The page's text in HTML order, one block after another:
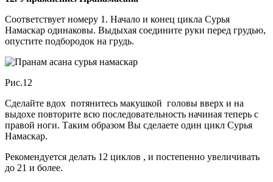
Соответствует номеру 1. Начало и конец цикла Сурья
Намаскар одинаковы. Выдыхая соедините руки перед грудью,
опустите подбородок на грудь.
Рис.12
Сделайте вдох потянитесь макушкой головы вверх и на
выдохе повторите всю последовательность начиная теперь с
правой ноги. Таким образом Вы сделаете один цикл Сурья
Намаскар.
Рекомендуется делать 12 циклов , и постепенно увеличивать
до 21 и более.